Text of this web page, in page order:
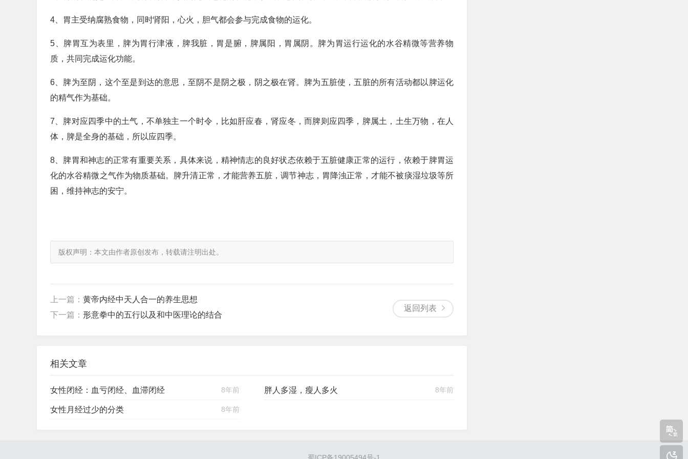
4、胃主受纳腐熟食物，同时肾阳，心火，胆气都会参与完成食物的运化。
5、脾胃互为表里，脾为胃行津液，脾我脏，胃是腑，脾属阳，胃属阴。脾为胃运行运化的水谷精微等营养物
质，共同完成运化功能。
6、脾为至阴，这个至是到达的意思，至阴不是阴之极，阴之极在肾。脾为五脏使，五脏的所有活动都以脾运化
的精气作为基础。
7、脾对应四季中的土气，不单独主一个时令，比如肝应春，肾应冬，而脾则应四季，脾属土，土生万物，在人
体，脾是全身的基础，所以应四季。
8、脾胃和神志的正常有重要关系，具体来说，精神情志的良好状态依赖于五脏健康正常的运行，依赖于脾胃运
化的水谷精微之气作为物质基础。脾升清正常，才能营养五脏，调节神志，胃降浊正常，才能不被痰湿垃圾等所
困，维持神志的安宁。
版权声明：本文由作者原创发布，转载请注明出处。
返回列表
上一篇： 黄帝内经中天人合一的养生思想
下一篇： 形意拳中的五行以及和中医理论的结合
相关文章
女性闭经：血亏闭经、血滞闭经 8年前 胖人多湿，瘦人多火 8年前
女性月经过少的分类 8年前